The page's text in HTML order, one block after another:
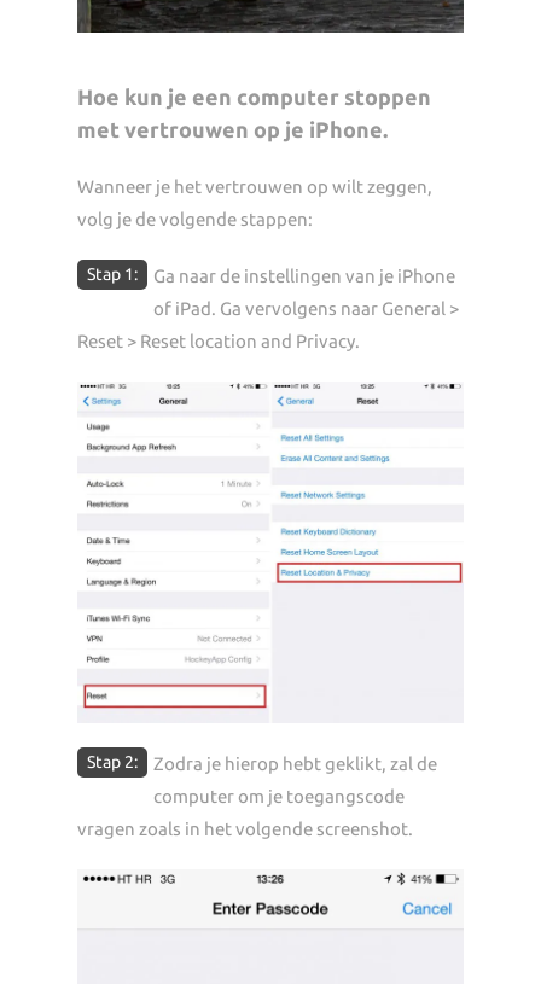
Hoe kun je een computer stoppen
met vertrouwen op je iPhone.
Wanneer je het vertrouwen op wilt zeggen,
volg je de volgende stappen:
Stap 1:
Ga naar de instellingen van je iPhone
of iPad. Ga vervolgens naar General >
Reset > Reset location and Privacy.
Stap 2:
Zodra je hierop hebt geklikt, zal de
computer om je toegangscode
vragen zoals in het volgende screenshot.